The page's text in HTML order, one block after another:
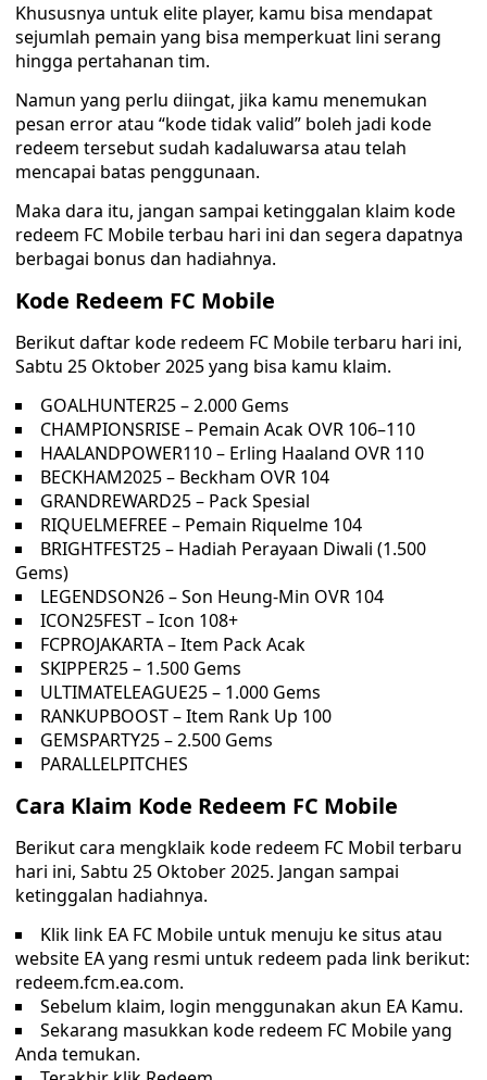
Khususnya untuk elite player, kamu bisa mendapat
sejumlah pemain yang bisa memperkuat lini serang
hingga pertahanan tim.
Namun yang perlu diingat, jika kamu menemukan
pesan error atau “kode tidak valid” boleh jadi kode
redeem tersebut sudah kadaluwarsa atau telah
mencapai batas penggunaan.
Maka dara itu, jangan sampai ketinggalan klaim kode
redeem FC Mobile terbau hari ini dan segera dapatnya
berbagai bonus dan hadiahnya.
Kode Redeem FC Mobile
Berikut daftar kode redeem FC Mobile terbaru hari ini,
Sabtu 25 Oktober 2025 yang bisa kamu klaim.
GOALHUNTER25 – 2.000 Gems
CHAMPIONSRISE – Pemain Acak OVR 106–110
HAALANDPOWER110 – Erling Haaland OVR 110
BECKHAM2025 – Beckham OVR 104
GRANDREWARD25 – Pack Spesial
RIQUELMEFREE – Pemain Riquelme 104
BRIGHTFEST25 – Hadiah Perayaan Diwali (1.500
Gems)
LEGENDSON26 – Son Heung-Min OVR 104
ICON25FEST – Icon 108+
FCPROJAKARTA – Item Pack Acak
SKIPPER25 – 1.500 Gems
ULTIMATELEAGUE25 – 1.000 Gems
RANKUPBOOST – Item Rank Up 100
GEMSPARTY25 – 2.500 Gems
PARALLELPITCHES
Cara Klaim Kode Redeem FC Mobile
Berikut cara mengklaik kode redeem FC Mobil terbaru
hari ini, Sabtu 25 Oktober 2025. Jangan sampai
ketinggalan hadiahnya.
Klik link EA FC Mobile untuk menuju ke situs atau
website EA yang resmi untuk redeem pada link berikut:
redeem.fcm.ea.com.
Sebelum klaim, login menggunakan akun EA Kamu.
Sekarang masukkan kode redeem FC Mobile yang
Anda temukan.